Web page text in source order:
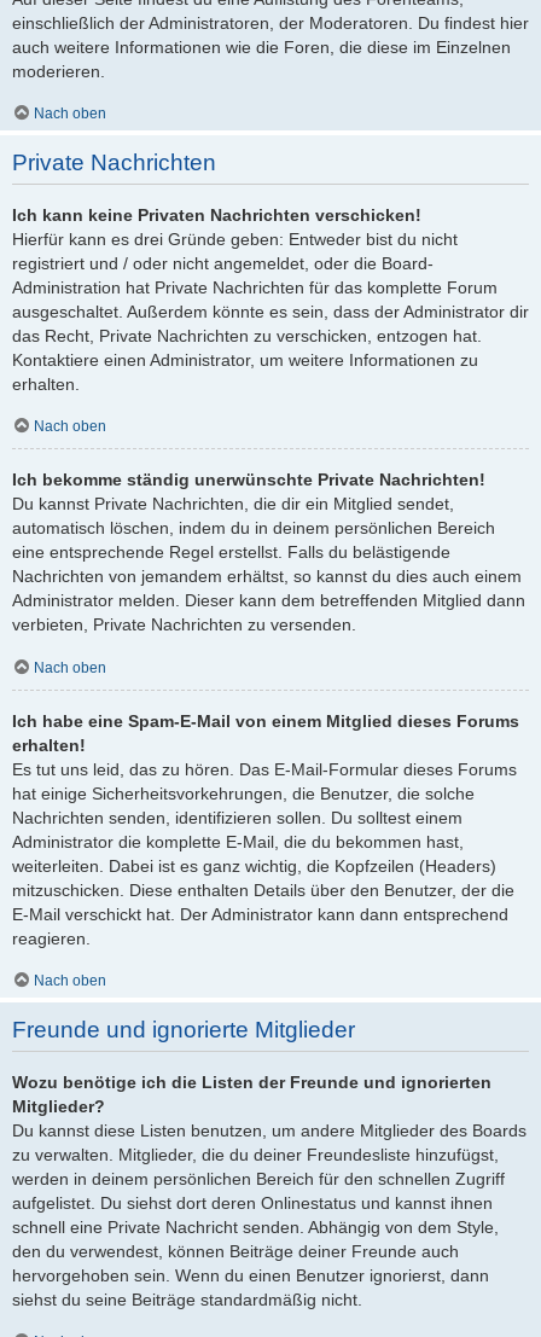
einschließlich der Administratoren, der Moderatoren. Du findest hier
auch weitere Informationen wie die Foren, die diese im Einzelnen
moderieren.
Nach oben
Private Nachrichten
Ich kann keine Privaten Nachrichten verschicken!
Hierfür kann es drei Gründe geben: Entweder bist du nicht
registriert und / oder nicht angemeldet, oder die Board-
Administration hat Private Nachrichten für das komplette Forum
ausgeschaltet. Außerdem könnte es sein, dass der Administrator dir
das Recht, Private Nachrichten zu verschicken, entzogen hat.
Kontaktiere einen Administrator, um weitere Informationen zu
erhalten.
Nach oben
Ich bekomme ständig unerwünschte Private Nachrichten!
Du kannst Private Nachrichten, die dir ein Mitglied sendet,
automatisch löschen, indem du in deinem persönlichen Bereich
eine entsprechende Regel erstellst. Falls du belästigende
Nachrichten von jemandem erhältst, so kannst du dies auch einem
Administrator melden. Dieser kann dem betreffenden Mitglied dann
verbieten, Private Nachrichten zu versenden.
Nach oben
Ich habe eine Spam-E-Mail von einem Mitglied dieses Forums
erhalten!
Es tut uns leid, das zu hören. Das E-Mail-Formular dieses Forums
hat einige Sicherheitsvorkehrungen, die Benutzer, die solche
Nachrichten senden, identifizieren sollen. Du solltest einem
Administrator die komplette E-Mail, die du bekommen hast,
weiterleiten. Dabei ist es ganz wichtig, die Kopfzeilen (Headers)
mitzuschicken. Diese enthalten Details über den Benutzer, der die
E-Mail verschickt hat. Der Administrator kann dann entsprechend
reagieren.
Nach oben
Freunde und ignorierte Mitglieder
Wozu benötige ich die Listen der Freunde und ignorierten
Mitglieder?
Du kannst diese Listen benutzen, um andere Mitglieder des Boards
zu verwalten. Mitglieder, die du deiner Freundesliste hinzufügst,
werden in deinem persönlichen Bereich für den schnellen Zugriff
aufgelistet. Du siehst dort deren Onlinestatus und kannst ihnen
schnell eine Private Nachricht senden. Abhängig von dem Style,
den du verwendest, können Beiträge deiner Freunde auch
hervorgehoben sein. Wenn du einen Benutzer ignorierst, dann
siehst du seine Beiträge standardmäßig nicht.